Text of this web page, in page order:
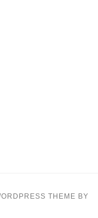
THEME BY